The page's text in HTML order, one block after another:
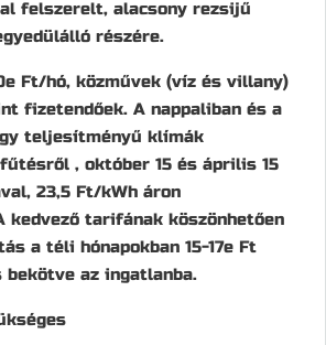
felszerelt, alacsony rezsijű
részére.
Ft/hó, közművek (víz és villany)
fizetendőek. A nappaliban és a
teljesítményű klímák
, október 15 és április 15
23,5 Ft/kWh áron
kedvező tarifának köszönhetően
a téli hónapokban 15-17e Ft
bekötve az ingatlanba.